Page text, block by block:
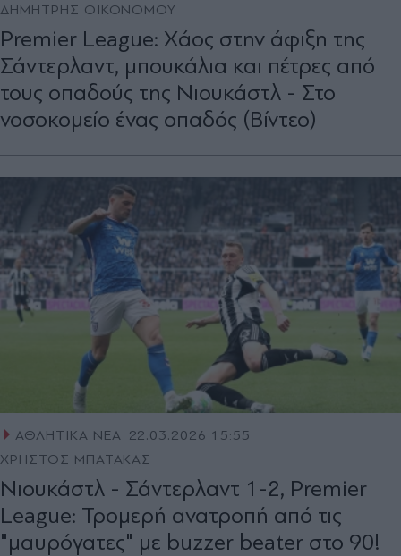
ΔΗΜΗΤΡΗΣ ΟΙΚΟΝΟΜΟΥ
Premier League: Χάος στην άφιξη της
Σάντερλαντ, μπουκάλια και πέτρες από
τους οπαδούς της Νιουκάστλ - Στο
νοσοκομείο ένας οπαδός (Βίντεο)
ΑΘΛΗΤΙΚΑ ΝΕΑ 22.03.2026 15:55
ΧΡΗΣΤΟΣ ΜΠΑΤΑΚΑΣ
Νιουκάστλ - Σάντερλαντ 1-2, Premier
League: Τρομερή ανατροπή από τις
"μαυρόγατες" με buzzer beater στο 90!